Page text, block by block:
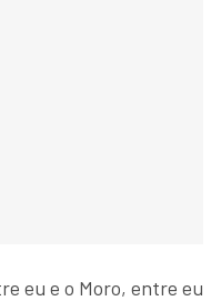
eu e o Moro, entre eu